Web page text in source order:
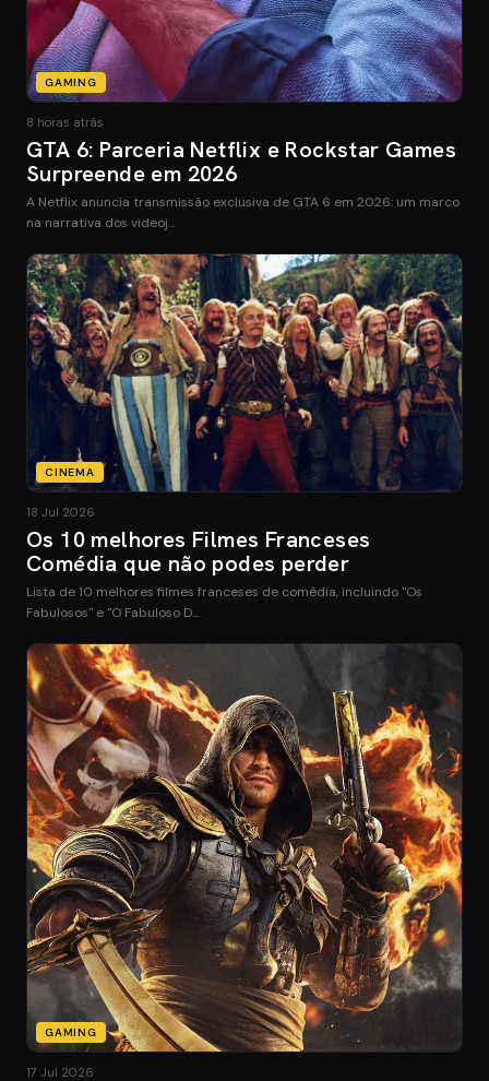
GAMING
8 horas atrás
GTA 6: Parceria Netflix e Rockstar Games
Surpreende em 2026
A Netflix anuncia transmissão exclusiva de GTA 6 em 2026: um marco
na narrativa dos videoj…
CINEMA
18 Jul 2026
Os 10 melhores Filmes Franceses
Comédia que não podes perder
Lista de 10 melhores filmes franceses de comédia, incluindo "Os
Fabulosos" e "O Fabuloso D…
GAMING
17 Jul 2026